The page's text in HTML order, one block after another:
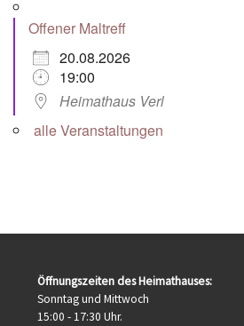
Offener Maltreff
20.08.2026
19:00
Heimathaus Verl
alle Veranstaltungen
Öffnungszeiten des Heimathauses:
Sonntag und Mittwoch
15:00 - 17:30 Uhr.